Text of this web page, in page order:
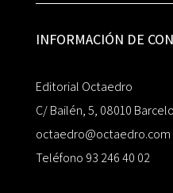
INFORMACIÓN DE
Editorial Octaedro
C/ Bailén, 5, 08010
octaedro@octaedro.com
Teléfono 93 246 40 02